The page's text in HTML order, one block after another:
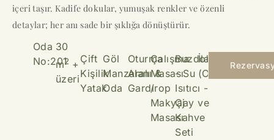
içeri taşır. Kadife dokular, yumuşak renkler ve özenli
detaylar; her anı sade bir şıklığa dönüştürür.
Oda
No:201
30
m2 +
üzeri
Çift
Kişilik
Yatak
Göl
Manzaralı
Oda
Oturma
Alanı &
Gardırop
Çalışma
Masası
/
Makyaj
Masası
Buzdolabı
- Su
Isıtıcı -
Çay ve
Kahve
Seti
İlave Yatak
(Opsiyonel)